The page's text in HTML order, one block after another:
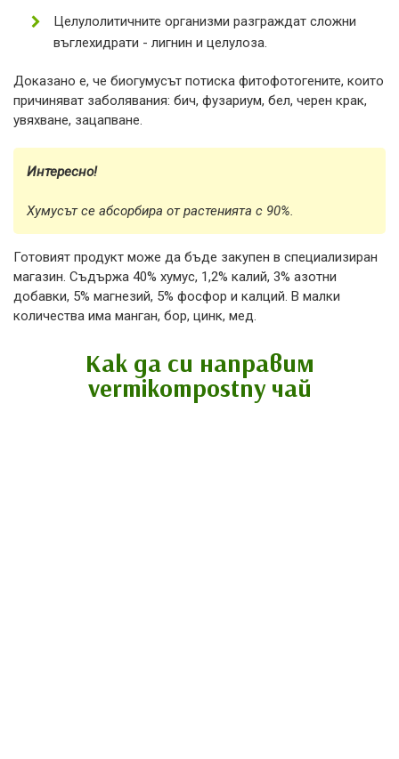
Целулолитичните организми разграждат сложни
въглехидрати - лигнин и целулоза.
Доказано е, че биогумусът потиска фитофотогените, които
причиняват заболявания: бич, фузариум, бел, черен крак,
увяхване, зацапване.
Интересно!
Хумусът се абсорбира от растенията с 90%.
Готовият продукт може да бъде закупен в специализиран
магазин. Съдържа 40% хумус, 1,2% калий, 3% азотни
добавки, 5% магнезий, 5% фосфор и калций. В малки
количества има манган, бор, цинк, мед.
Как да си направим
vermikompostny чай